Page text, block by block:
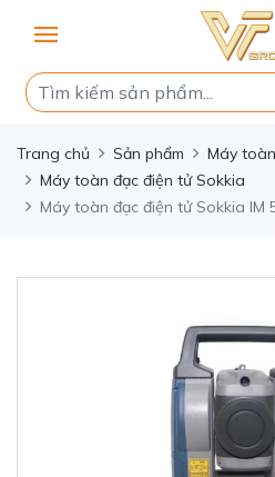
Trang chủ Sản phẩm
Máy
Máy toàn đạc điện tử Sokkia
Máy toàn đạc điện tử Sokkia IM